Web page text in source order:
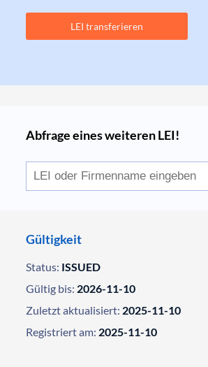
LEI transferieren
Abfrage eines weiteren LEI!
Gültigkeit
Status: ISSUED
Gültig bis: 2026-11-10
Zuletzt aktualisiert: 2025-11-10
Registriert am: 2025-11-10